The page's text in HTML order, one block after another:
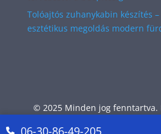
06-30-86-49-205
Tolóajtós zuhanykabin készítés
esztétikus megoldás modern
© 2025 Minden jog fenntartva.